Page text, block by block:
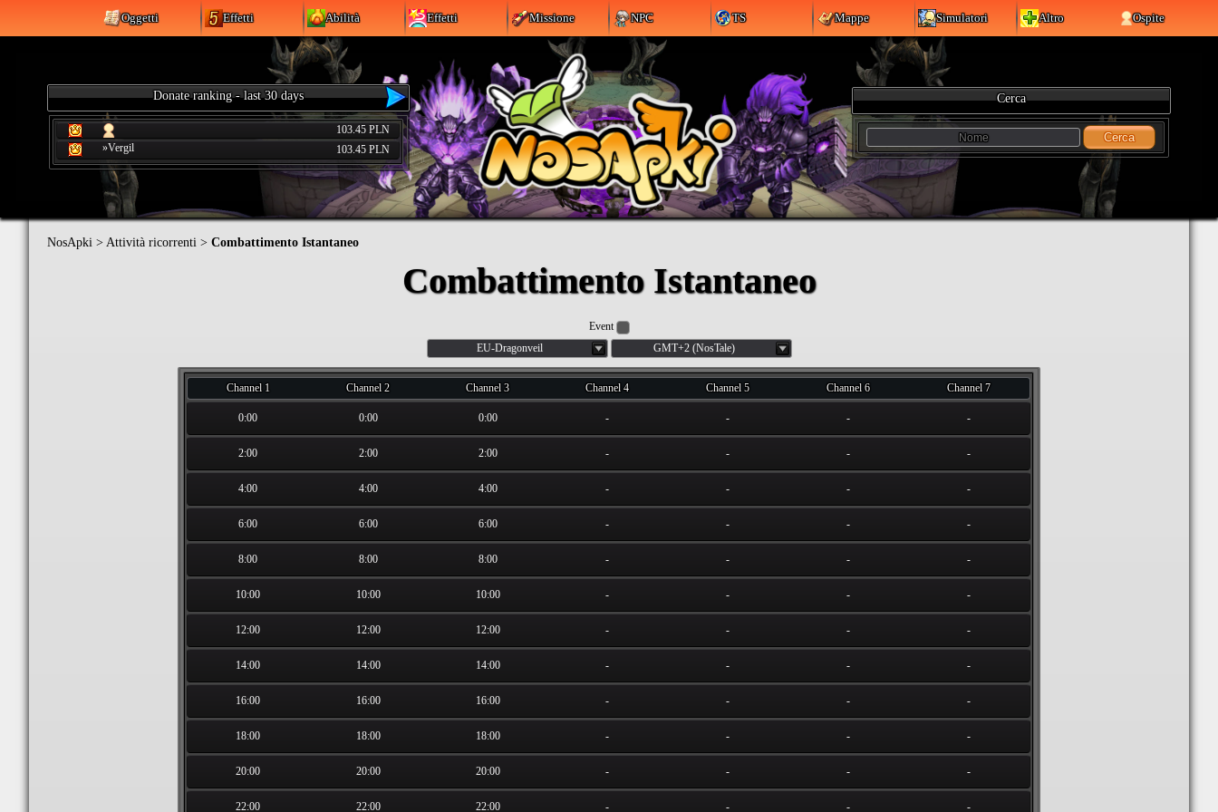
Oggetti Effetti Abilità Effetti Missione NPC TS Mappe Simulatori Altro Ospite
Donate ranking - last 30 days
103.45 PLN
»Vergil
103.45 PLN
Cerca
Cerca
NosApki > Attività ricorrenti > Combattimento Istantaneo
Combattimento Istantaneo
Event
EU-Dragonveil
GMT+2 (NosTale)
Channel 1 Channel 2 Channel 3 Channel 4 Channel 5 Channel 6 Channel 7
0:00 0:00 0:00 - - - -
2:00 2:00 2:00 - - - -
4:00 4:00 4:00 - - - -
6:00 6:00 6:00 - - - -
8:00 8:00 8:00 - - - -
10:00 10:00 10:00 - - - -
12:00 12:00 12:00 - - - -
14:00 14:00 14:00 - - - -
16:00 16:00 16:00 - - - -
18:00 18:00 18:00 - - - -
20:00 20:00 20:00 - - - -
22:00 22:00 22:00 - - - -